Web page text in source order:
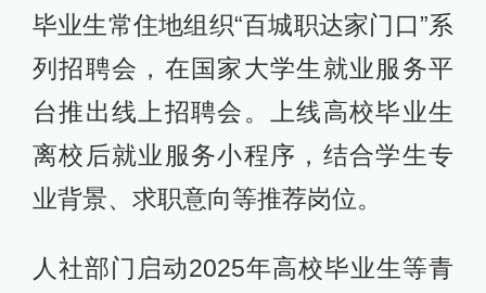
毕业生常住地组织“百城职达家门口”系
列招聘会，在国家大学生就业服务平
台推出线上招聘会。上线高校毕业生
离校后就业服务小程序，结合学生专
业背景、求职意向等推荐岗位。
人社部门启动2025年高校毕业生等青